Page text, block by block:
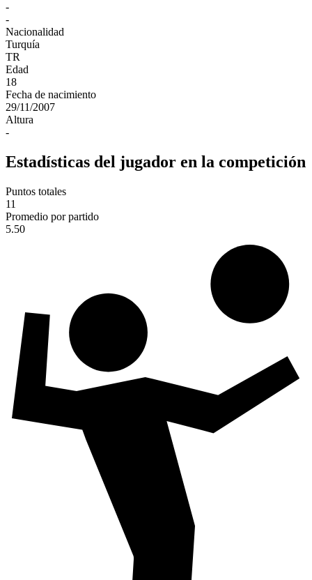
-
-
Nacionalidad
Turquía
TR
Edad
18
Fecha de nacimiento
29/11/2007
Altura
-
Estadísticas del jugador en la competición
Puntos totales
11
Promedio por partido
5.50